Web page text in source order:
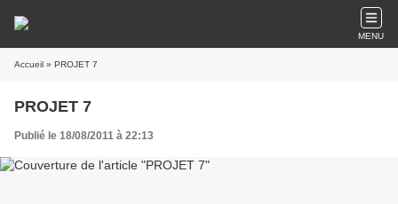
MENU
Accueil » PROJET 7
PROJET 7
Publié le 18/08/2011 à 22:13